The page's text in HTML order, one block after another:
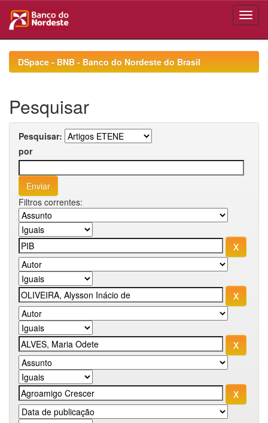
navigationDSpace - BNB - Banco do Nordeste do Brasil
Pesquisar
Pesquisar:
por
Filtros correntes: